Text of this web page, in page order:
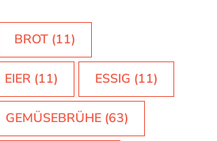
BROT (11)
EIER (11) ESSIG (11)
GEMÜSEBRÜHE (63)